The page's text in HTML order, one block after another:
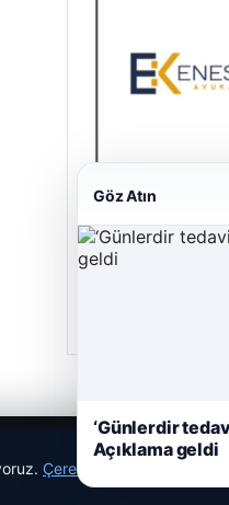
Enes Kaplan
04/28/2026
Çerez Politikamız
Göz Atın
‘Günlerdir
Açıklama geldi